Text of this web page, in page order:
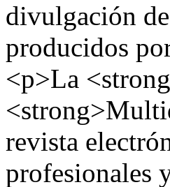
divulgación
producidos
<p>La
revista
profesionales